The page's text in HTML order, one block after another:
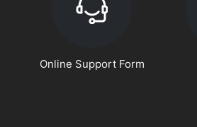
Online Support Form